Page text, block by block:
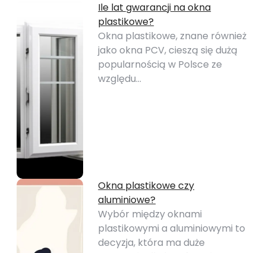
Ile lat gwarancji na okna
plastikowe?
Okna plastikowe, znane również
jako okna PCV, cieszą się dużą
popularnością w Polsce ze
względu…
Okna plastikowe czy
aluminiowe?
Wybór między oknami
plastikowymi a aluminiowymi to
decyzja, która ma duże